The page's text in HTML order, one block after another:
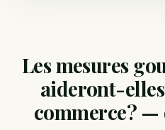
Les mesures
aideront-
commerce?